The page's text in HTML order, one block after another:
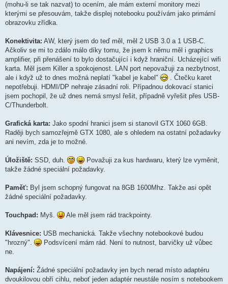
(mohu-li se tak nazvat) to ocením, ale mám externí monitory mezi
kterými se přesouvám, takže displej notebooku používám jako primární
obrazovku zřídka.
Konektivita: AW, který jsem do teď měl, měl 2 USB 3.0 a 1 USB-C.
Ačkoliv se mi to zdálo málo díky tomu, že jsem k němu měl i graphics
amplifier, při přenášení to bylo dostačující i když hraniční. Ucházející wifi
karta. Měl jsem Killer a spokojenost. LAN port nepovažuji za nezbytnost,
ale i když už to dnes možná neplatí "kabel je kabel"
. Čtečku karet
nepotřebuji. HDMI/DP nehraje zásadní roli. Případnou dokovací stanici
jsem pochopil, že už dnes nemá smysl řešit, případně vyřešit přes USB-
C/Thunderbolt.
Grafická karta: Jako spodní hranici jsem si stanovil GTX 1060 6GB.
Raději bych samozřejmě GTX 1080, ale s ohledem na ostatní požadavky
ani nevím, zda je to možné.
Úložiště: SSD, duh.
Považuji za kus hardwaru, který lze vyměnit,
takže žádné speciální požadavky.
Paměť: Byl jsem schopný fungovat na 8GB 1600Mhz. Takže asi opět
žádné speciální požadavky.
Touchpad: Myš. Ale měl jsem rád trackpointy.
Klávesnice: USB mechanická. Takže všechny notebookové budou
"hrozný".
Podsvícení mám rád. Není to nutnost, barvičky už vůbec
ne.
Napájení: Žádné speciální požadavky jen bych nerad místo adaptéru
dvoukilovou obří cihlu, neboť jeden adaptér neustále nosím s notebookem